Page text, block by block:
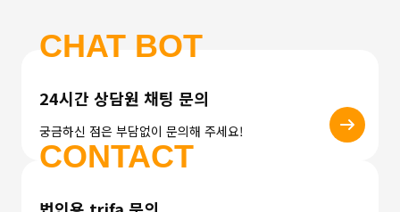
CHAT BOT
24시간 상담원 채팅 문의
궁금하신 점은 부담없이 문의해 주세요!
CONTACT